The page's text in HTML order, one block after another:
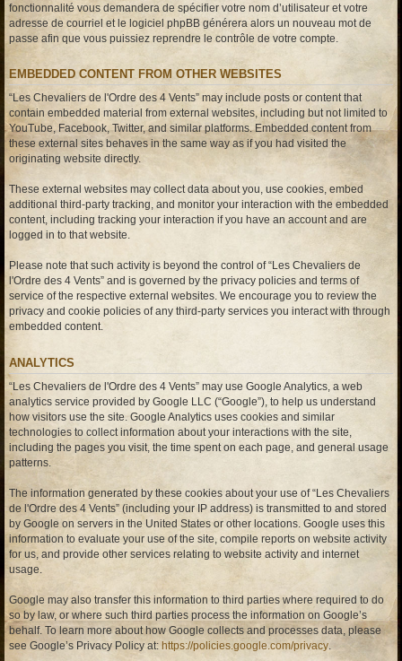
fonctionnalité vous demandera de spécifier votre nom d’utilisateur et votre
adresse de courriel et le logiciel phpBB générera alors un nouveau mot de
passe afin que vous puissiez reprendre le contrôle de votre compte.
EMBEDDED CONTENT FROM OTHER WEBSITES
“Les Chevaliers de l'Ordre des 4 Vents” may include posts or content that
contain embedded material from external websites, including but not limited to
YouTube, Facebook, Twitter, and similar platforms. Embedded content from
these external sites behaves in the same way as if you had visited the
originating website directly.
These external websites may collect data about you, use cookies, embed
additional third-party tracking, and monitor your interaction with the embedded
content, including tracking your interaction if you have an account and are
logged in to that website.
Please note that such activity is beyond the control of “Les Chevaliers de
l'Ordre des 4 Vents” and is governed by the privacy policies and terms of
service of the respective external websites. We encourage you to review the
privacy and cookie policies of any third-party services you interact with through
embedded content.
ANALYTICS
“Les Chevaliers de l'Ordre des 4 Vents” may use Google Analytics, a web
analytics service provided by Google LLC (“Google”), to help us understand
how visitors use the site. Google Analytics uses cookies and similar
technologies to collect information about your interactions with the site,
including the pages you visit, the time spent on each page, and general usage
patterns.
The information generated by these cookies about your use of “Les Chevaliers
de l'Ordre des 4 Vents” (including your IP address) is transmitted to and stored
by Google on servers in the United States or other locations. Google uses this
information to evaluate your use of the site, compile reports on website activity
for us, and provide other services relating to website activity and internet
usage.
Google may also transfer this information to third parties where required to do
so by law, or where such third parties process the information on Google’s
behalf. To learn more about how Google collects and processes data, please
see Google’s Privacy Policy at: https://policies.google.com/privacy.